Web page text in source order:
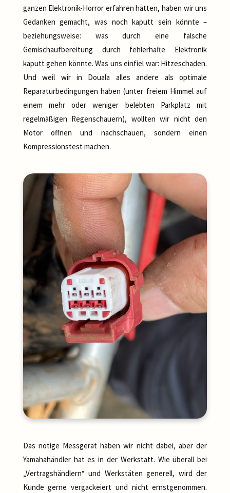
ganzen Elektronik-Horror erfahren hatten, haben wir uns
Gedanken gemacht, was noch kaputt sein könnte –
beziehungsweise: was durch eine falsche
Gemischaufbereitung durch fehlerhafte Elektronik
kaputt gehen könnte. Was uns einfiel war: Hitzeschaden.
Und weil wir in Douala alles andere als optimale
Reparaturbedingungen haben (unter freiem Himmel auf
einem mehr oder weniger belebten Parkplatz mit
regelmäßigen Regenschauern), wollten wir nicht den
Motor öffnen und nachschauen, sondern einen
Kompressionstest machen.
Das nötige Messgerät haben wir nicht dabei, aber der
Yamahahändler hat es in der Werkstatt. Wie überall bei
„Vertragshändlern“ und Werkstäten generell, wird der
Kunde gerne vergackeiert und nicht ernstgenommen.